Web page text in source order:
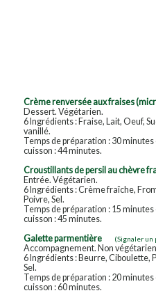
Crème renversée aux fraises
Dessert. Végétarien.
6 Ingrédients : Fraise, Lait, Oeuf,
vanillé.
Temps de préparation : 30
cuisson : 44 minutes.
Croustillants de persil au chèvre
Entrée. Végétarien.
6 Ingrédients : Crème fraîche,
Poivre, Sel.
Temps de préparation : 15
cuisson : 45 minutes.
Galette parmentière
(Signaler un
Accompagnement. Non
6 Ingrédients : Beurre, Ciboulette,
Sel.
Temps de préparation : 20
cuisson : 60 minutes.